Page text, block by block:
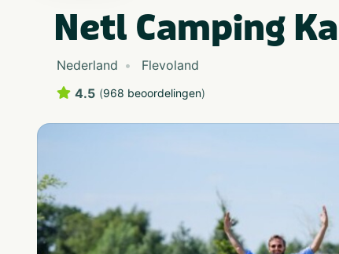
Netl Camping
Nederland
Flevoland
4.5 (968 beoordelingen)